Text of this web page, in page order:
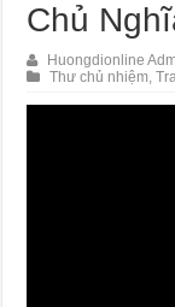
Chủ
Huongdionline
Thư chủ nhiệm,